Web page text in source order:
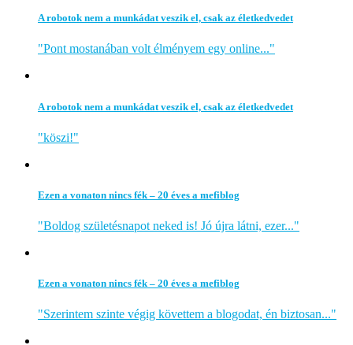
A robotok nem a munkádat veszik el, csak az életkedvedet
"Pont mostanában volt élményem egy online..."
A robotok nem a munkádat veszik el, csak az életkedvedet
"köszi!"
Ezen a vonaton nincs fék – 20 éves a mefiblog
"Boldog születésnapot neked is! Jó újra látni, ezer..."
Ezen a vonaton nincs fék – 20 éves a mefiblog
"Szerintem szinte végig követtem a blogodat, én biztosan..."